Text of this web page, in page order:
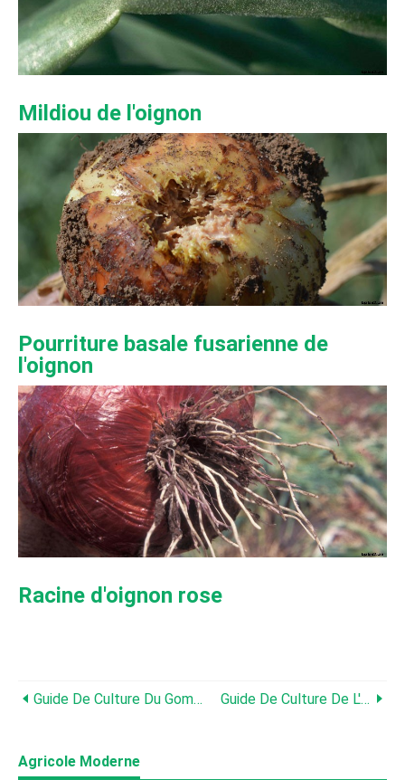
Mildiou de l'oignon
Pourriture basale fusarienne de
l'oignon
Racine d'oignon rose
Guide De Culture Du Gombo Guide De Culture De L'oignon (planté À L'automne)
Agricole Moderne